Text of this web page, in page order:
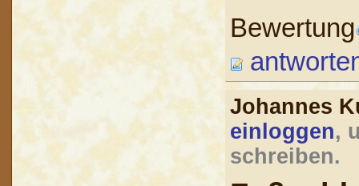
Bewertung
Johannes
einloggen,
schreiben.